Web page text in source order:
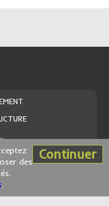
Continuer
des
.